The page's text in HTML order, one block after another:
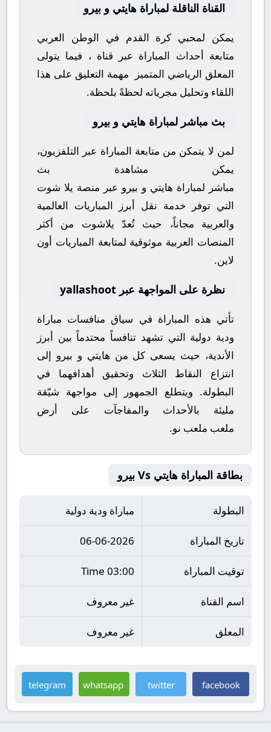
القناة الناقلة لمباراة هايتي و بيرو
يمكن لمحبي كرة القدم في الوطن العربي
متابعة أحداث المباراة عبر قناة، فيما يتولى
المعلق الرياضي المتميز
مهمة التعليق على هذا
اللقاء وتحليل مجرياته لحظةً بلحظة.
بث مباشر لمباراة هايتي و بيرو
لمن لا يتمكن من متابعة المباراة عبر التلفزيون،
يمكن مشاهدة بث
مباشر لمباراة هايتي و بيرو عبر منصة يلا شوت
التي توفر خدمة نقل أبرز المباريات العالمية
والعربية مجاناً، حيث تُعدّ يلاشوت من أكثر
المنصات العربية موثوقية لمتابعة المباريات أون
لاين.
نظرة على المواجهة عبر yallashoot
تأتي هذه المباراة في سياق منافسات مباراة
ودية دولية التي تشهد تنافساً محتدماً بين أبرز
الأندية، حيث يسعى كل من هايتي و بيرو إلى
انتزاع النقاط الثلاث وتحقيق أهدافهما في
البطولة. ويتطلع الجمهور إلى مواجهة شيّقة
مليئة بالأحداث والمفاجآت على أرض
ملعب ملعب نو.
بطاقة المباراة هايتي Vs بيرو
البطولة مباراة ودية دولية
تاريخ المباراة 06-06-2026
توقيت المباراة 03:00 Time
اسم القناة غير معروف
المعلق غير معروف
facebook
twitter
whatsapp
telegram